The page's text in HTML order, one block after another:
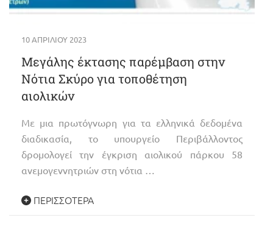
10 ΑΠΡΙΛΊΟΥ 2023
Μεγάλης έκτασης παρέμβαση στην
Νότια Σκύρο για τοποθέτηση
αιολικών
Με μια πρωτόγνωρη για τα ελληνικά δεδομένα
διαδικασία, το υπουργείο Περιβάλλοντος
δρομολογεί την έγκριση αιολικού πάρκου 58
ανεμογεννητριών στη νότια …
ΠΕΡΙΣΣΌΤΕΡΑ